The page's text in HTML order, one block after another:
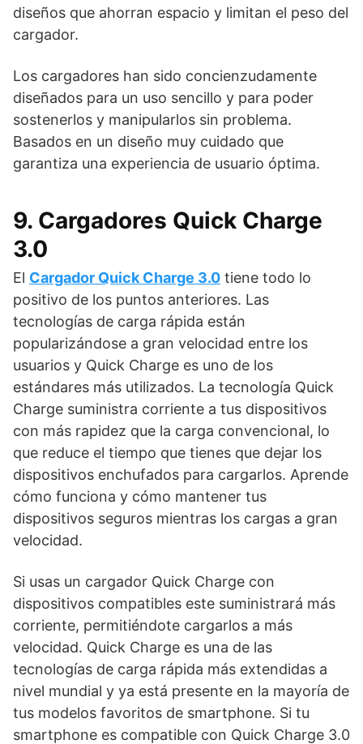
diseños que ahorran espacio y limitan el peso del
cargador.
Los cargadores han sido concienzudamente
diseñados para un uso sencillo y para poder
sostenerlos y manipularlos sin problema.
Basados en un diseño muy cuidado que
garantiza una experiencia de usuario óptima.
9. Cargadores Quick Charge
3.0
El Cargador Quick Charge 3.0 tiene todo lo
positivo de los puntos anteriores. Las
tecnologías de carga rápida están
popularizándose a gran velocidad entre los
usuarios y Quick Charge es uno de los
estándares más utilizados. La tecnología Quick
Charge suministra corriente a tus dispositivos
con más rapidez que la carga convencional, lo
que reduce el tiempo que tienes que dejar los
dispositivos enchufados para cargarlos. Aprende
cómo funciona y cómo mantener tus
dispositivos seguros mientras los cargas a gran
velocidad.
Si usas un cargador Quick Charge con
dispositivos compatibles este suministrará más
corriente, permitiéndote cargarlos a más
velocidad. Quick Charge es una de las
tecnologías de carga rápida más extendidas a
nivel mundial y ya está presente en la mayoría de
tus modelos favoritos de smartphone. Si tu
smartphone es compatible con Quick Charge 3.0